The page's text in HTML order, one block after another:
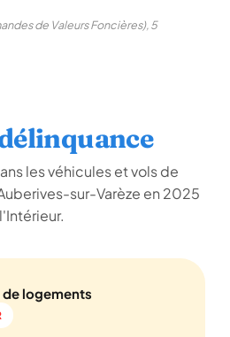
de Valeurs Foncières), 5
les véhicules et vols de
sur-Varèze en 2025
logements